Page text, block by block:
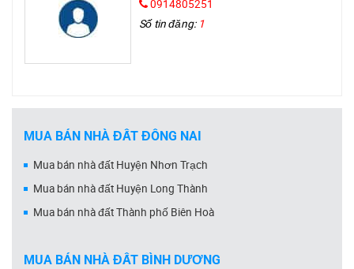
0914805251
Số tin đăng: 1
MUA BÁN NHÀ ĐẤT ĐỒNG NAI
Mua bán nhà đất Huyện Nhơn Trạch
Mua bán nhà đất Huyện Long Thành
Mua bán nhà đất Thành phố Biên Hoà
MUA BÁN NHÀ ĐẤT BÌNH DƯƠNG